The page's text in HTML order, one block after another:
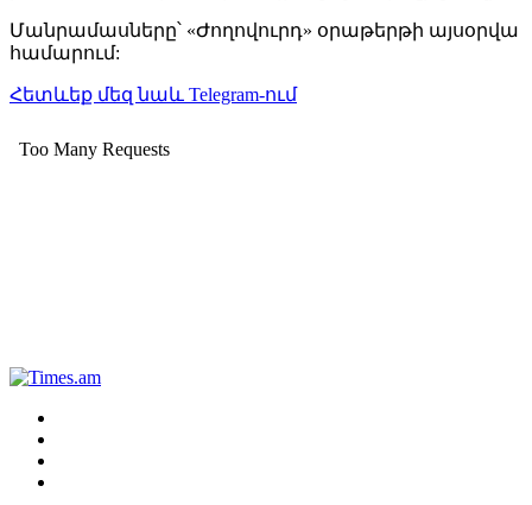
Մանրամասները՝ «Ժողովուրդ» օրաթերթի այսօրվա
համարում:
Հետևեք մեզ նաև Telegram-ում